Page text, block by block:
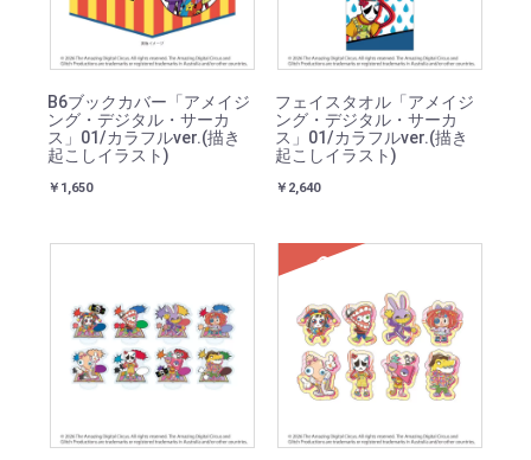
B6ブックカバー「アメイジ
ング・デジタル・サーカ
ス」01/カラフルver.(描き
起こしイラスト)
￥1,650
フェイスタオル「アメイジ
ング・デジタル・サーカ
ス」01/カラフルver.(描き
起こしイラスト)
￥2,640
SOLD